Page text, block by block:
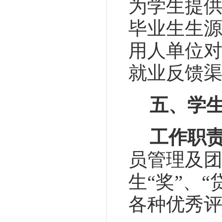
为学生提
毕业生生
用人单位
就业反馈
五、学
工作职
员管理及
生“奖”、“
各种优秀